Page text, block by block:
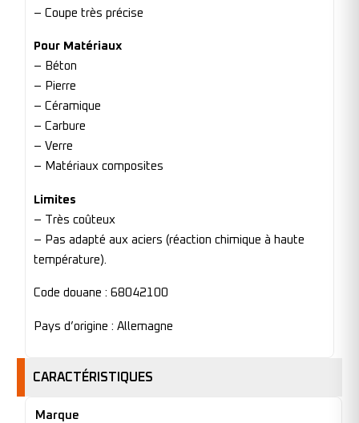
– Coupe très précise
Pour Matériaux
– Béton
– Pierre
– Céramique
– Carbure
– Verre
– Matériaux composites
Limites
– Très coûteux
– Pas adapté aux aciers (réaction chimique à haute
température).
Code douane : 68042100
Pays d’origine : Allemagne
CARACTÉRISTIQUES
Marque